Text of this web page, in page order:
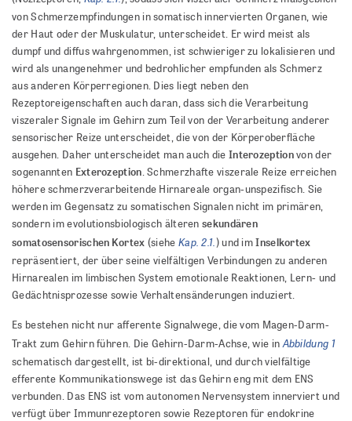
von Schmerzempfindungen in somatisch innervierten Organen, wie
der Haut oder der Muskulatur, unterscheidet. Er wird meist als
dumpf und diffus wahrgenommen, ist schwieriger zu lokalisieren und
wird als unangenehmer und bedrohlicher empfunden als Schmerz
aus anderen Körperregionen. Dies liegt neben den
Rezeptoreigenschaften auch daran, dass sich die Verarbeitung
viszeraler Signale im Gehirn zum Teil von der Verarbeitung anderer
sensorischer Reize unterscheidet, die von der Körperoberfläche
ausgehen. Daher unterscheidet man auch die Interozeptionvon der
sogenannten Exterozeption. Schmerzhafte viszerale Reize erreichen
höhere schmerzverarbeitende Hirnareale organ-unspezifisch. Sie
werden im Gegensatz zu somatischen Signalen nicht im primären,
sondern im evolutionsbiologisch älterensekundären
somatosensorischen Kortex (siehe Kap. 2.1. ) und imInselkortex
repräsentiert, der über seine vielfältigen Verbindungen zu anderen
Hirnarealen im limbischen System emotionale Reaktionen, Lern- und
Gedächtnisprozesse sowie Verhaltensänderungen induziert.
Es bestehen nicht nur afferente Signalwege, die vom Magen-Darm-
Trakt zum Gehirn führen. Die Gehirn-Darm-Achse, wie inAbbildung 1
schematisch dargestellt, ist bi-direktional, und durch vielfältige
efferente Kommunikationswege ist das Gehirn eng mit dem ENS
verbunden. Das ENS ist vom autonomen Nervensystem innerviert und
verfügt über Immunrezeptoren sowie Rezeptoren für endokrine